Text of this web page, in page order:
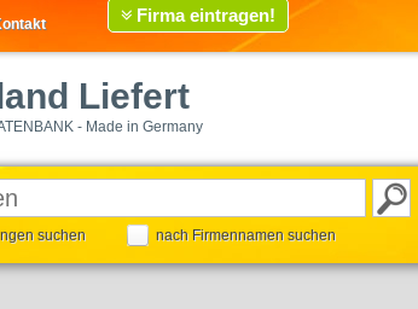
Firma eintragen!
Liefert
- Made in Germany
suchen nach Firmennamen suchen